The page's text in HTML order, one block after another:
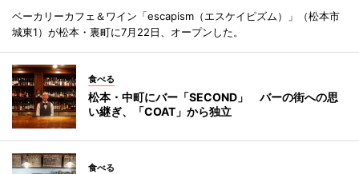
ベーカリーカフェ＆ワイン「escapism（エスケイピズム）」（松本市
城東1）が松本・裏町に7月22日、オープンした。
食べる
松本・中町にバー「SECOND」 バーの街への思
い継ぎ、「COAT」から独立
食べる